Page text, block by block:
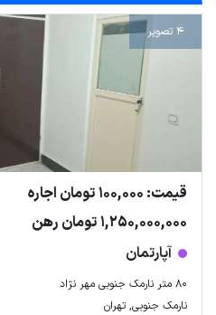
4 تصویر
قیمت: 100,000 تومان اجاره
1,250,000,000 تومان رهن
آپارتمان
۸۰ متر نارمک جنوبی مهر نژاد
نارمک جنوبی, تهران